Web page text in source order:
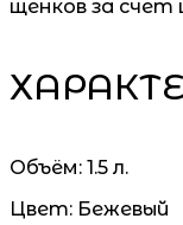
щенков за
Объём: 1.5 л.
Цвет: Бежевый